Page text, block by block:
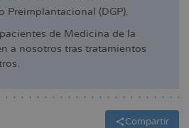
Preimplantacional (DGP).
de Medicina de la
a nosotros tras tratamientos
Compartir